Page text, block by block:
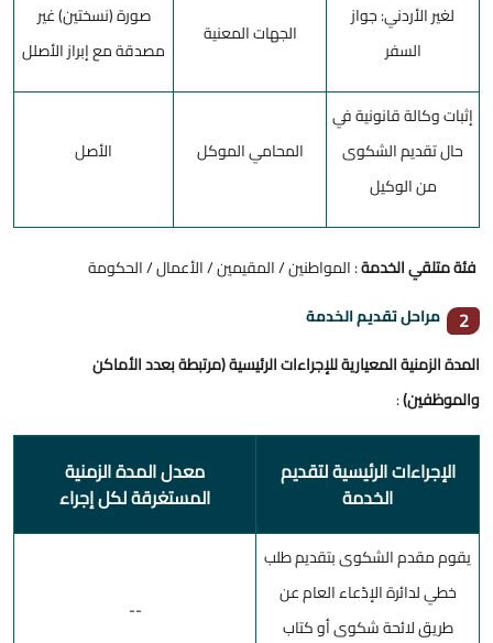
لغير الأردني: جواز
السفر
الجهات المعنية
صورة (نسختين) غير
مصدقة مع إبراز الأصلل
إثبات وكالة قانونية في
حال تقديم الشكوى
من الوكيل
المحامي الموكل الأصل
فئة متلقي الخدمة: المواطنين / المقيمين / الأعمال / الحكومة
2
مراحل تقديم الخدمة
المدة الزمنية المعيارية للإجراءات الرئيسية (مرتبطة بعدد الأماكن
والموظفين):
الإجراءات الرئيسية لتقديم
الخدمة
معدل المدة الزمنية
المستغرقة لكل إجراء
يقوم مقدم الشكوى بتقديم طلب
خطي لدائرة الإدّعاء العام عن
طريق لائحة شكوى أو كتاب
--